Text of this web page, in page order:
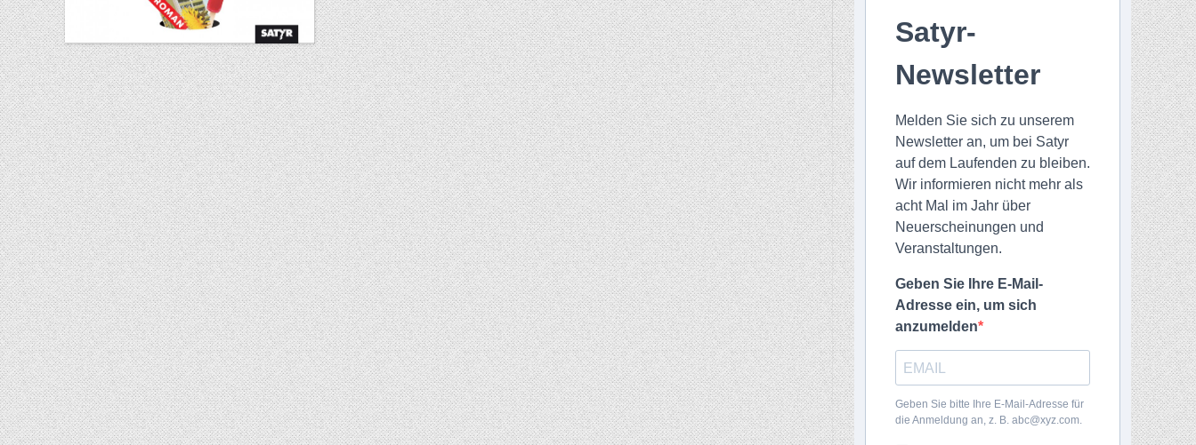
Satyr-
Newsletter
Melden Sie sich zu unserem
Newsletter an, um bei Satyr
auf dem Laufenden zu bleiben.
Wir informieren nicht mehr als
acht Mal im Jahr über
Neuerscheinungen und
Veranstaltungen.
Geben Sie Ihre E-Mail-
Adresse ein, um sich
anzumelden
Geben Sie bitte Ihre E-Mail-Adresse für
die Anmeldung an, z. B. abc@xyz.com.